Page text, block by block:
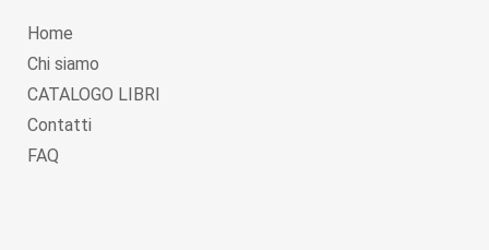
Home
Chi siamo
CATALOGO LIBRI
Contatti
FAQ